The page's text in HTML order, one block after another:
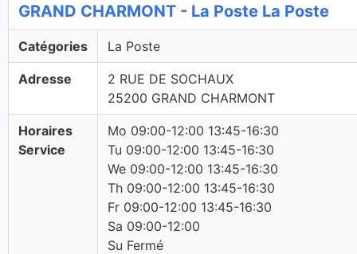
GRAND CHARMONT - La Poste La Poste
Catégories La Poste
Adresse
2 RUE DE SOCHAUX
25200 GRAND CHARMONT
Horaires
Service
Mo 09:00-12:00 13:45-16:30
Tu 09:00-12:00 13:45-16:30
We 09:00-12:00 13:45-16:30
Th 09:00-12:00 13:45-16:30
Fr 09:00-12:00 13:45-16:30
Sa 09:00-12:00
Su Fermé